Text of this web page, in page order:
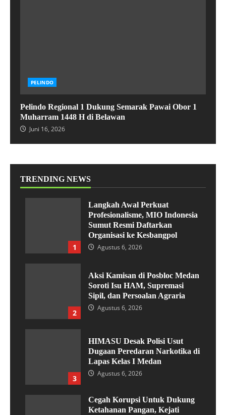
PELINDO
Pelindo Regional 1 Dukung Semarak Pawai Obor 1
Muharram 1448 H di Belawan
Juni 16, 2026
TRENDING NEWS
1
Langkah Awal Perkuat
Profesionalisme, MIO Indonesia
Sumut Resmi Daftarkan
Organisasi ke Kesbangpol
Agustus 6, 2026
2
Aksi Kamisan di Posbloc Medan
Soroti Isu HAM, Supremasi
Sipil, dan Persoalan Agraria
Agustus 6, 2026
3
HIMASU Desak Polisi Usut
Dugaan Peredaran Narkotika di
Lapas Kelas I Medan
Agustus 6, 2026
Cegah Korupsi Untuk Dukung
Ketahanan Pangan, Kejati